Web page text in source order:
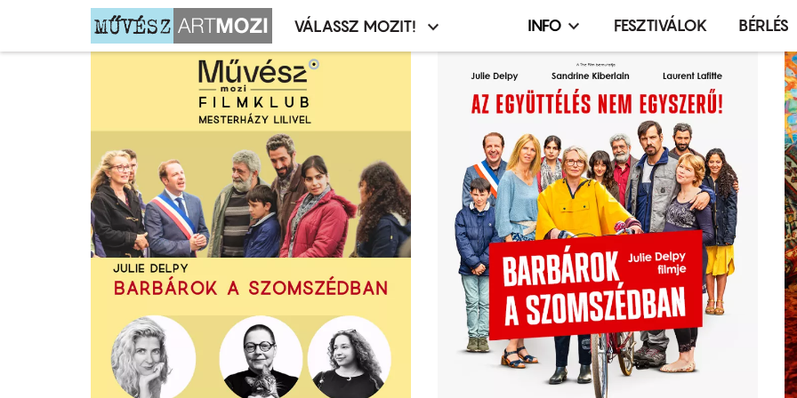
Moziválasztó
menü
VÁLASSZ MOZIT!
Infó,
esemény,
terembérlés
menü
INFO FESZTIVÁLOK BÉRLÉS